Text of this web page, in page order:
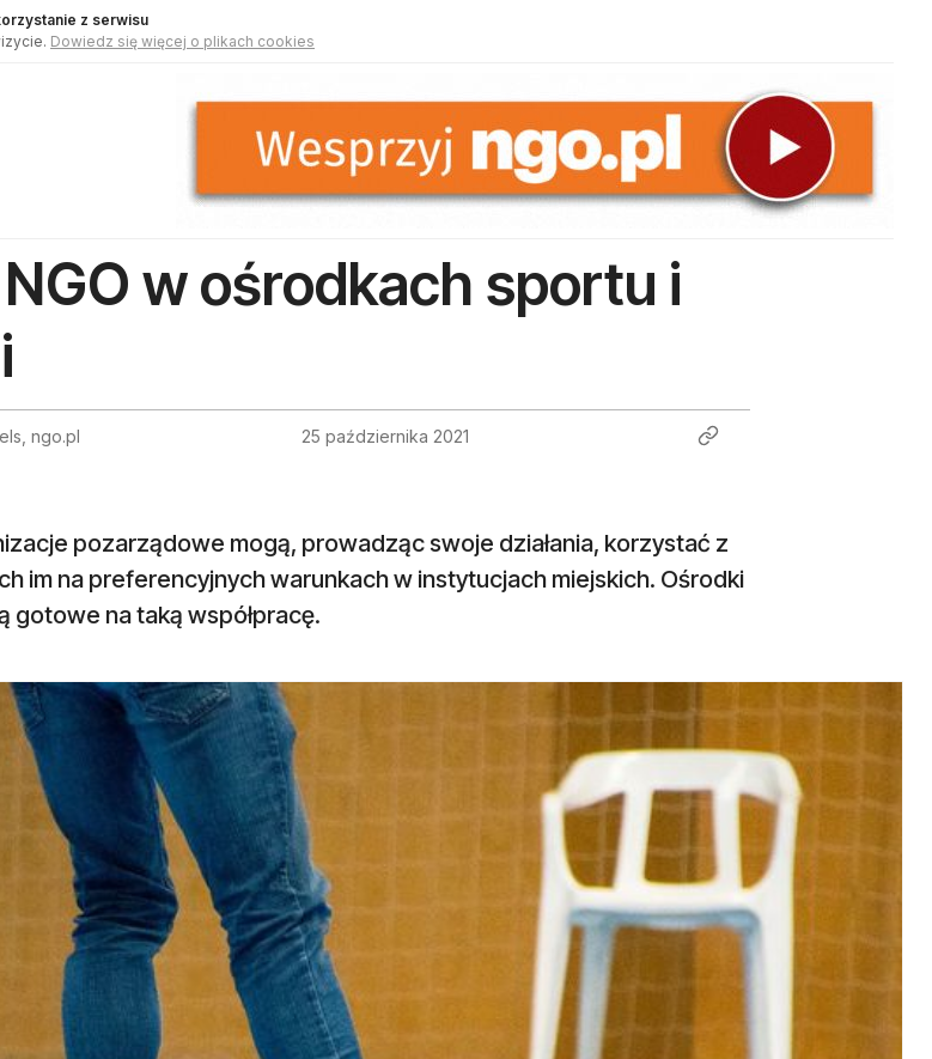
z serwisu
Dowiedz się więcej o plikach cookies
w ośrodkach sportu i
ngo.pl 25 października 2021
pozarządowe mogą, prowadząc swoje działania, korzystać z
im na preferencyjnych warunkach w instytucjach miejskich. Ośrodki
gotowe na taką współpracę.